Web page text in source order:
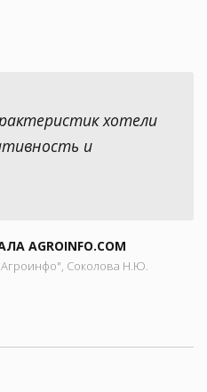
хотели
и
AGROINFO.COM
Соколова Н.Ю.